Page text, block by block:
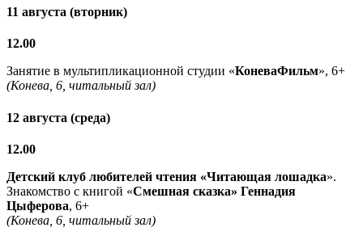
11 августа (вторник)
12.00
Занятие в мультипликационной студии «КоневаФильм», 6+
(Конева, 6, читальный зал)
12 августа (среда)
12.00
Детский клуб любителей чтения «Читающая лошадка».
Знакомство с книгой «Смешная сказка» Геннадия
Цыферова, 6+
(Конева, 6, читальный зал)